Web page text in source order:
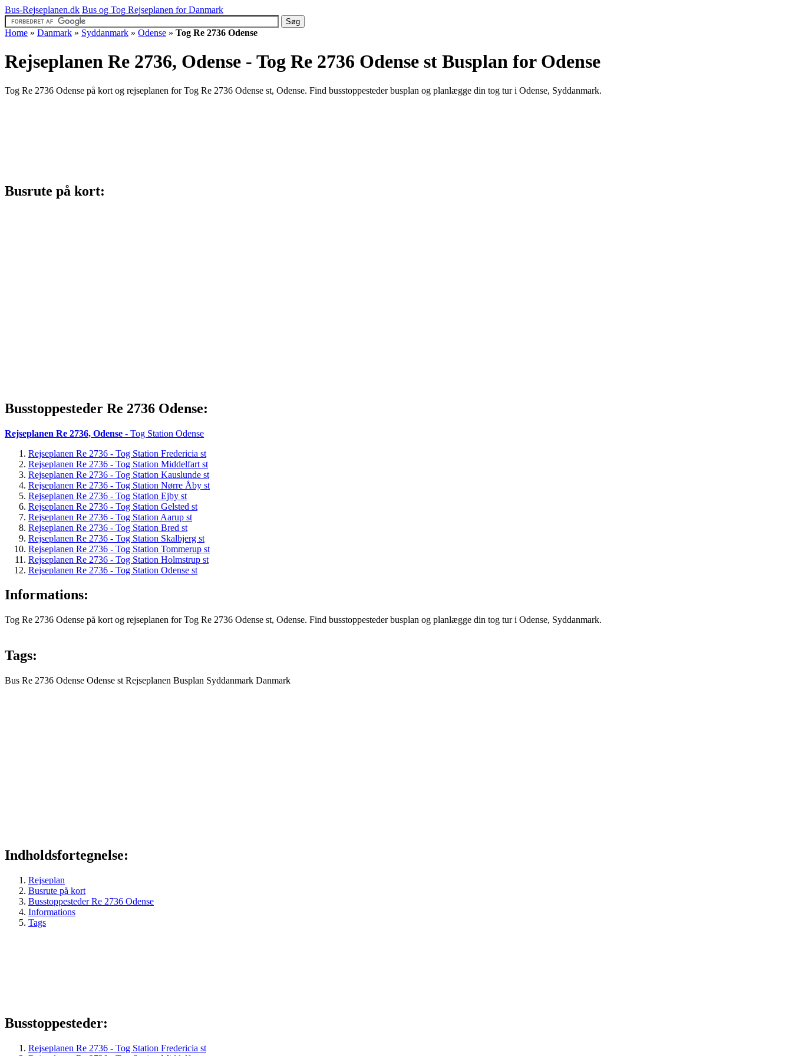
Bus-Rejseplanen.dk Bus og Tog Rejseplanen for Danmark
Home » Danmark » Syddanmark » Odense » Tog Re 2736 Odense
Rejseplanen Re 2736, Odense - Tog Re 2736 Odense st Busplan for Odense
Tog Re 2736 Odense på kort og rejseplanen for Tog Re 2736 Odense st, Odense. Find busstoppesteder busplan og planlægge din tog tur i Odense, Syddanmark.
Busrute på kort:
Busstoppesteder Re 2736 Odense:
Rejseplanen Re 2736, Odense - Tog Station Odense
Rejseplanen Re 2736 - Tog Station Fredericia st
Rejseplanen Re 2736 - Tog Station Middelfart st
Rejseplanen Re 2736 - Tog Station Kauslunde st
Rejseplanen Re 2736 - Tog Station Nørre Åby st
Rejseplanen Re 2736 - Tog Station Ejby st
Rejseplanen Re 2736 - Tog Station Gelsted st
Rejseplanen Re 2736 - Tog Station Aarup st
Rejseplanen Re 2736 - Tog Station Bred st
Rejseplanen Re 2736 - Tog Station Skalbjerg st
Rejseplanen Re 2736 - Tog Station Tommerup st
Rejseplanen Re 2736 - Tog Station Holmstrup st
Rejseplanen Re 2736 - Tog Station Odense st
Informations:
Tog Re 2736 Odense på kort og rejseplanen for Tog Re 2736 Odense st, Odense. Find busstoppesteder busplan og planlægge din tog tur i Odense, Syddanmark.
Tags:
Bus Re 2736 Odense Odense st Rejseplanen Busplan Syddanmark Danmark
Indholdsfortegnelse:
Rejseplan
Busrute på kort
Busstoppesteder Re 2736 Odense
Informations
Tags
Busstoppesteder:
Rejseplanen Re 2736 - Tog Station Fredericia st